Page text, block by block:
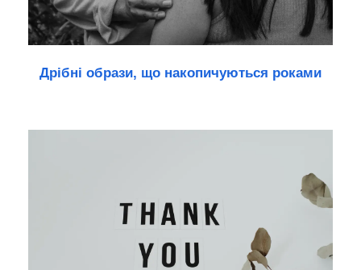
Дрібні образи, що накопичуються роками